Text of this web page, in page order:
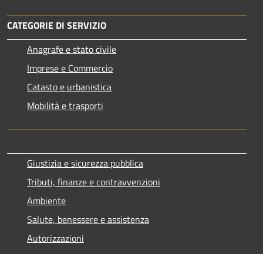
CATEGORIE DI SERVIZIO
Anagrafe e stato civile
Imprese e Commercio
Catasto e urbanistica
Mobilità e trasporti
Giustizia e sicurezza pubblica
Tributi, finanze e contravvenzioni
Ambiente
Salute, benessere e assistenza
Autorizzazioni